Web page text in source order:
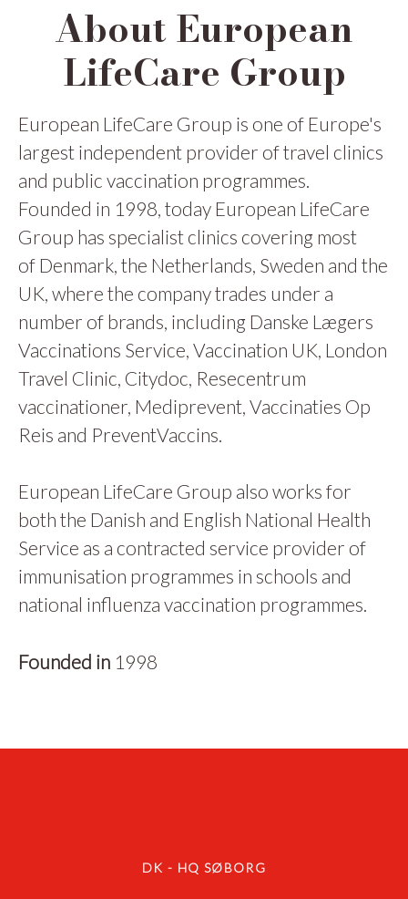
About European
LifeCare Group
European LifeCare Group is one of Europe's
largest independent provider of travel clinics
and public vaccination programmes.
Founded in 1998, today European LifeCare
Group has specialist clinics covering most
of Denmark, the Netherlands, Sweden and the
UK, where the company trades under a
number of brands, including Danske Lægers
Vaccinations Service, Vaccination UK, London
Travel Clinic, Citydoc, Resecentrum
vaccinationer, Mediprevent, Vaccinaties Op
Reis and PreventVaccins.
European LifeCare Group also works for
both the Danish and English National Health
Service as a contracted service provider of
immunisation programmes in schools and
national influenza vaccination programmes.
Founded in 1998
DK - HQ SØBORG